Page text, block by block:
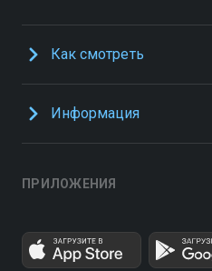
Как смотреть
Информация
ПРИЛОЖЕНИЯ